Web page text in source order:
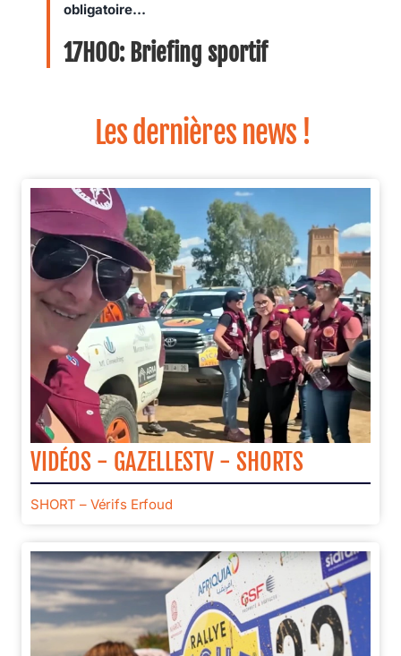
obligatoire…
17H00: Briefing sportif
Les dernières news !
VIDÉOS - GAZELLESTV - SHORTS
SHORT – Vérifs Erfoud